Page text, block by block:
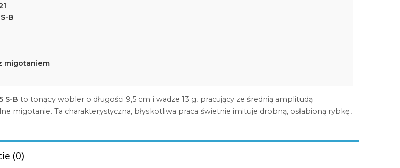
B
migotaniem
S-B to tonący wobler o długości 9,5 cm i wadze 13 g, pracujący ze średnią amplitudą
migotanie. Ta charakterystyczna, błyskotliwa praca świetnie imituje drobną, osłabioną rybkę,
(0)